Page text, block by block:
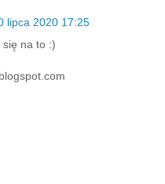
lipca 2020 17:25
się na to :)